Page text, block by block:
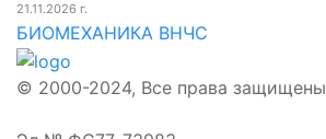
21.11.2026 г.
БИОМЕХАНИКА ВНЧС
© 2000-2024, Все права защищены